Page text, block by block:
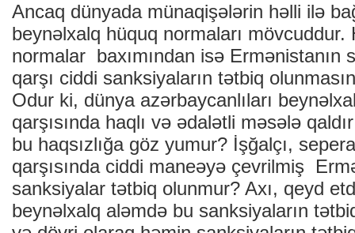
Ancaq dünyada münaqişələrin həlli ilə
beynəlxalq hüquq normaları
normalar baxımından isə Ermənistanın
qarşı ciddi sanksiyaların tətbiq
Odur ki, dünya azərbaycanlıları
qarşısında haqlı və ədalətli məsələ
bu haqsızlığa göz yumur? İşğalçı,
qarşısında ciddi maneəyə çevrilmiş
sanksiyalar tətbiq olunmur? Axı, qeyd
beynəlxalq aləmdə bu sanksiyaların